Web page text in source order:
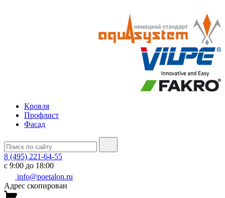
Кровля
Профлист
Фасад
8 (495) 221-64-55
с 9:00 до 18:00
info@poetalon.ru
Адрес скопирован